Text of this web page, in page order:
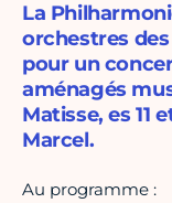
La
orchestres
pour un
aménagés
Matisse, es 11
Marcel.
Au programme :